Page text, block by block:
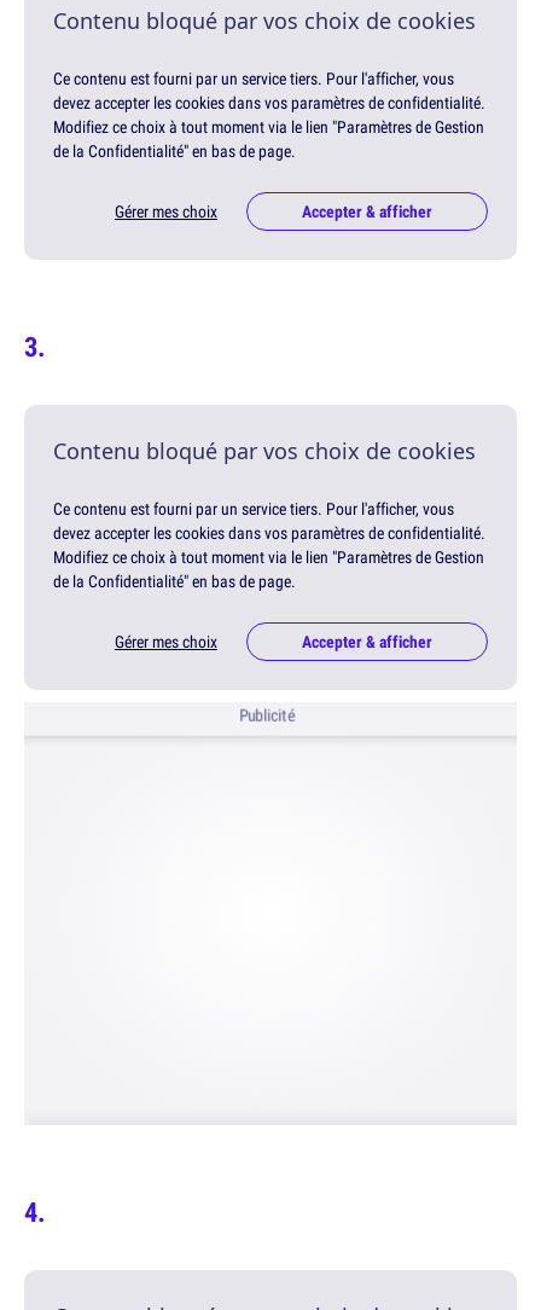
Contenu bloqué par vos choix de cookies
Ce contenu est fourni par un service tiers. Pour l'afficher, vous
devez accepter les cookies dans vos paramètres de confidentialité.
Modifiez ce choix à tout moment via le lien "Paramètres de Gestion
de la Confidentialité" en bas de page.
Gérer mes choix Accepter & afficher
Contenu bloqué par vos choix de cookies
Ce contenu est fourni par un service tiers. Pour l'afficher, vous
devez accepter les cookies dans vos paramètres de confidentialité.
Modifiez ce choix à tout moment via le lien "Paramètres de Gestion
de la Confidentialité" en bas de page.
Gérer mes choix Accepter & afficher
Publicité